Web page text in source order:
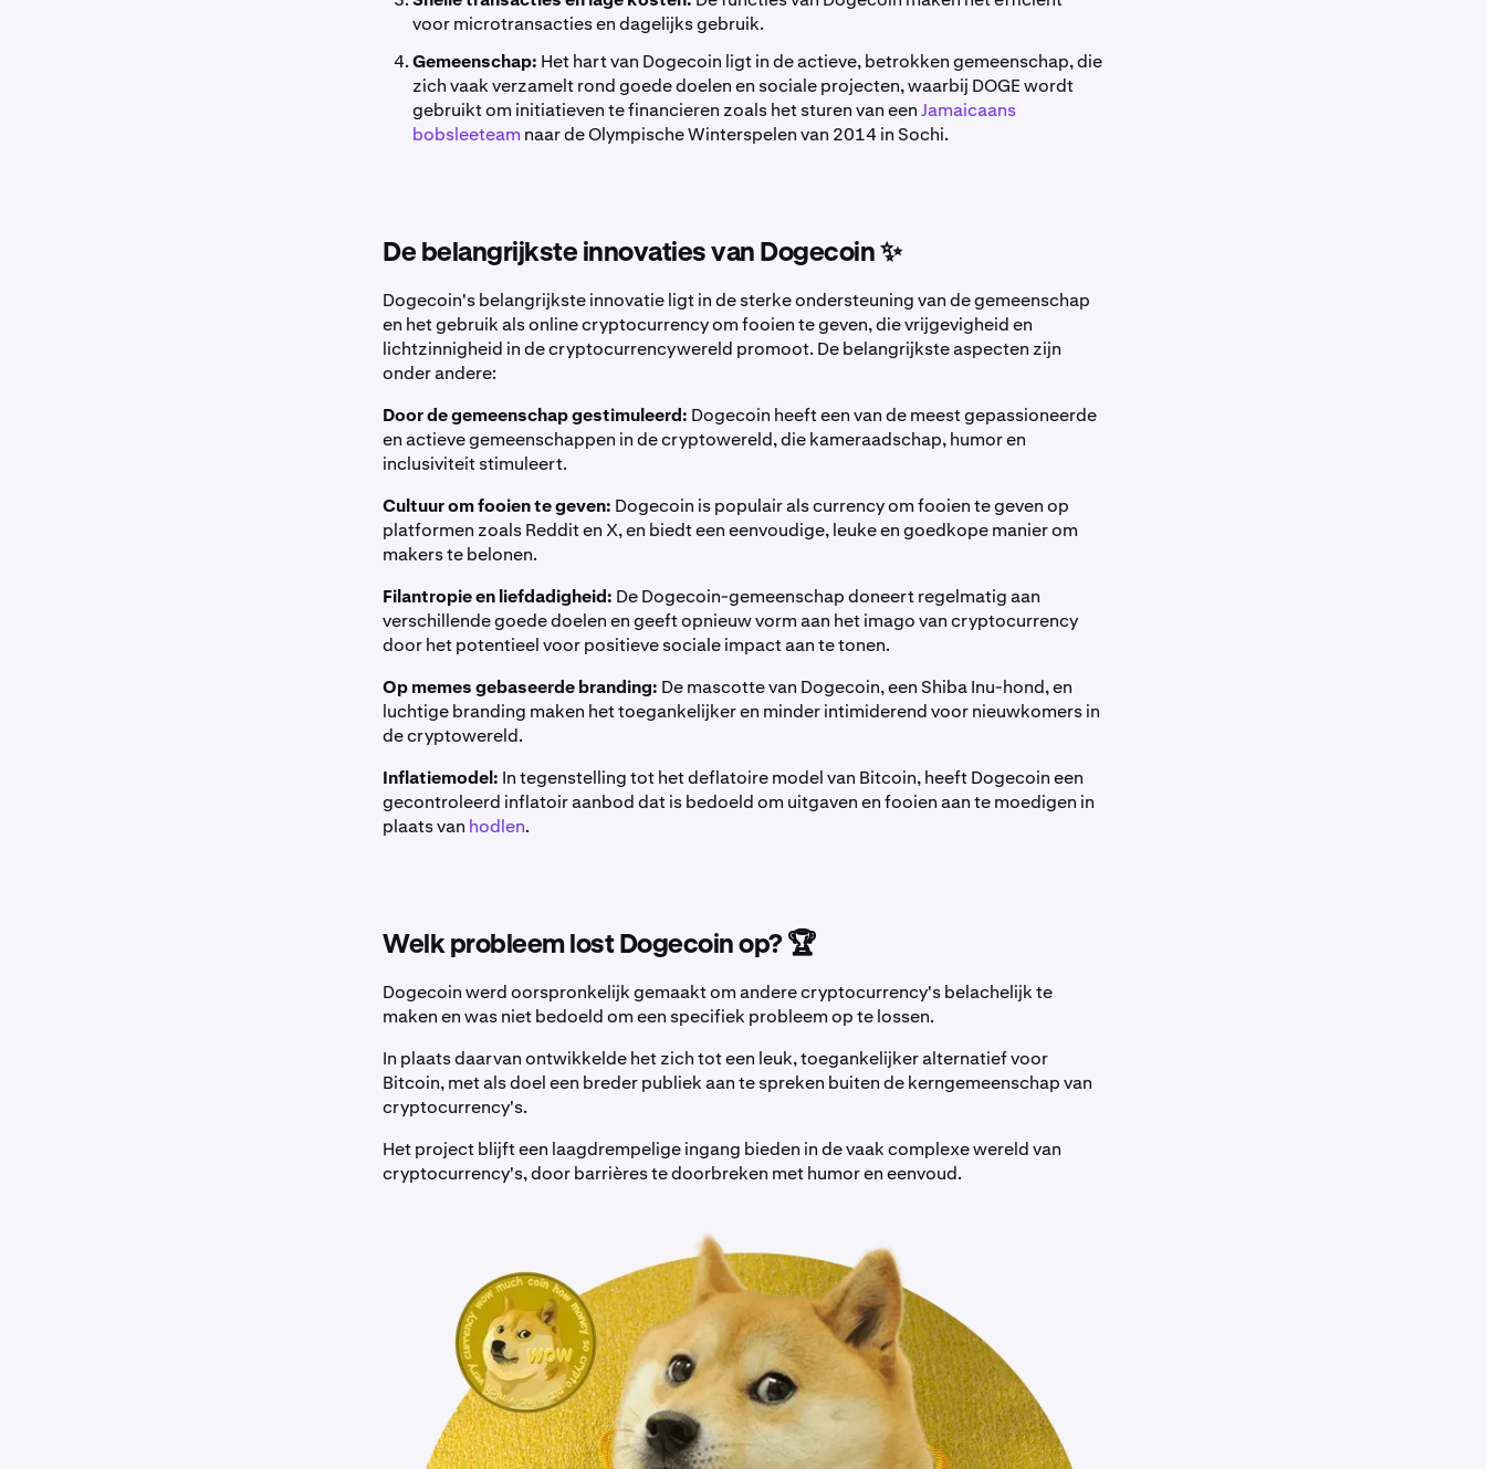
voor microtransacties en dagelijks gebruik.
Gemeenschap: Het hart van Dogecoin ligt in de actieve, betrokken gemeenschap, die
zich vaak verzamelt rond goede doelen en sociale projecten, waarbij DOGE wordt
gebruikt om initiatieven te financieren zoals het sturen van eenJamaicaans
bobsleeteam naar de Olympische Winterspelen van 2014 in Sochi.
De belangrijkste innovaties van Dogecoin ✨
Dogecoin's belangrijkste innovatie ligt in de sterke ondersteuning van de gemeenschap
en het gebruik als online cryptocurrency om fooien te geven, die vrijgevigheid en
lichtzinnigheid in de cryptocurrencywereld promoot. De belangrijkste aspecten zijn
onder andere:
Door de gemeenschap gestimuleerd: Dogecoin heeft een van de meest gepassioneerde
en actieve gemeenschappen in de cryptowereld, die kameraadschap, humor en
inclusiviteit stimuleert.
Cultuur om fooien te geven: Dogecoin is populair als currency om fooien te geven op
platformen zoals Reddit en X, en biedt een eenvoudige, leuke en goedkope manier om
makers te belonen.
Filantropie en liefdadigheid: De Dogecoin-gemeenschap doneert regelmatig aan
verschillende goede doelen en geeft opnieuw vorm aan het imago van cryptocurrency
door het potentieel voor positieve sociale impact aan te tonen.
Op memes gebaseerde branding: De mascotte van Dogecoin, een Shiba Inu-hond, en
luchtige branding maken het toegankelijker en minder intimiderend voor nieuwkomers in
de cryptowereld.
Inflatiemodel: In tegenstelling tot het deflatoire model van Bitcoin, heeft Dogecoin een
gecontroleerd inflatoir aanbod dat is bedoeld om uitgaven en fooien aan te moedigen in
plaats van hodlen.
Welk probleem lost Dogecoin op? 🏆
Dogecoin werd oorspronkelijk gemaakt om andere cryptocurrency's belachelijk te
maken en was niet bedoeld om een specifiek probleem op te lossen.
In plaats daarvan ontwikkelde het zich tot een leuk, toegankelijker alternatief voor
Bitcoin, met als doel een breder publiek aan te spreken buiten de kerngemeenschap van
cryptocurrency's.
Het project blijft een laagdrempelige ingang bieden in de vaak complexe wereld van
cryptocurrency's, door barrières te doorbreken met humor en eenvoud.